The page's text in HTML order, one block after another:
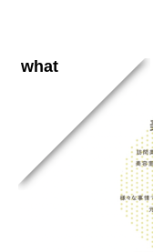
what